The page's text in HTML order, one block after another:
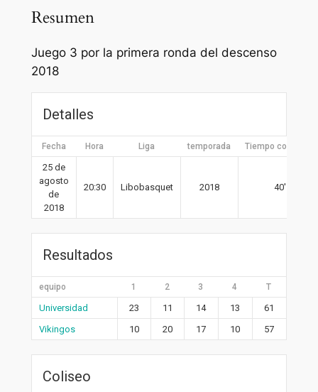
Resumen
Juego 3 por la primera ronda del descenso
2018
Detalles
Fecha Hora Liga temporada Tiempo completo
25 de
agosto
de
2018
20:30 Libobasquet 2018 40′
Resultados
equipo 1 2 3 4 T
Universidad 23 11 14 13
61
Vikingos
10 20 17 10 57
Coliseo